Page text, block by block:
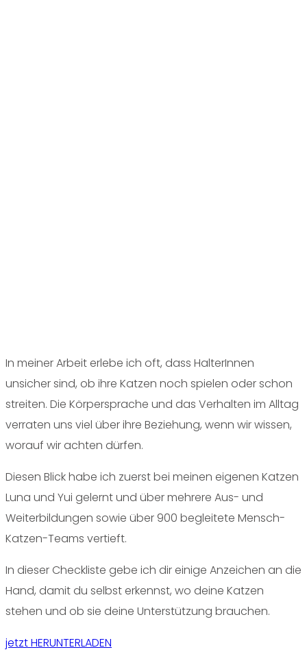
In meiner Arbeit erlebe ich oft, dass HalterInnen
unsicher sind, ob ihre Katzen noch spielen oder schon
streiten. Die Körpersprache und das Verhalten im Alltag
verraten uns viel über ihre Beziehung, wenn wir wissen,
worauf wir achten dürfen.
Diesen Blick habe ich zuerst bei meinen eigenen Katzen
Luna und Yui gelernt und über mehrere Aus- und
Weiterbildungen sowie über 900 begleitete Mensch-
Katzen-Teams vertieft.
In dieser Checkliste gebe ich dir einige Anzeichen an die
Hand, damit du selbst erkennst, wo deine Katzen
stehen und ob sie deine Unterstützung brauchen.
jetzt HERUNTERLADEN